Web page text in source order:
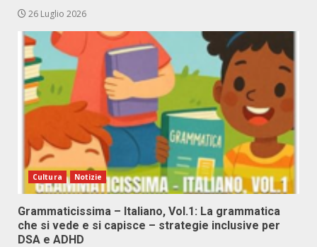
26 Luglio 2026
Cultura Notizie
Grammaticissima – Italiano, Vol.1: La grammatica
che si vede e si capisce – strategie inclusive per
DSA e ADHD